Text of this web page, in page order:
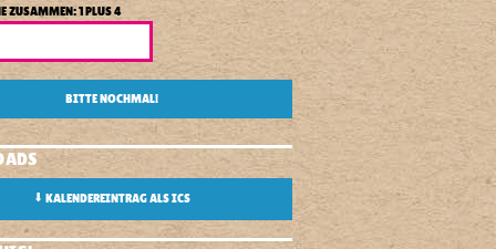
ZUSAMMEN: 1 PLUS 4
BITTE NOCHMAL!
⬇ KALENDEREINTRAG ALS ICS